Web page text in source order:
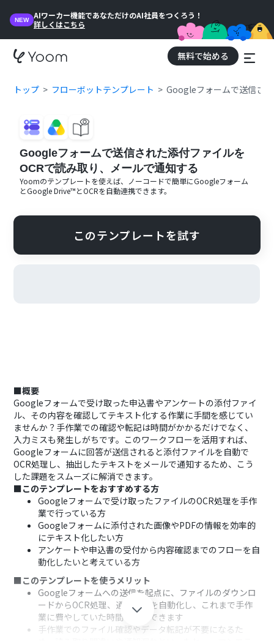
NEW
AIワーカー機能であなただけのAI社員をつくろう！
詳しくはこちら
無料で始める
トップ フローボットテンプレート Googleフォームで送信さ
Googleフォームで送信された添付ファイルを
OCRで読み取り、メールで通知する
Yoomのテンプレートを使えば、ノーコードで簡単にGoogleフォーム
とGoogle Drive™とOCRを自動連携できます。
このテンプレートを試す
■概要
Googleフォームで受け取った申込書やアンケートの添付ファイ
ル、その内容を確認してテキスト化する作業に手間を感じてい
ませんか？手作業での確認や転記は時間がかかるだけでなく、
入力ミスも発生しがちです。このワークフローを活用すれば、
Googleフォームに回答が送信されると添付ファイルを自動で
OCR処理し、抽出したテキストをメールで通知するため、こう
した課題をスムーズに解消できます。
■このテンプレートをおすすめする方
Googleフォームで受け取ったファイルのOCR処理を手作
業で行っている方
Googleフォームに添付された画像やPDFの情報を効率的
にテキスト化したい方
アンケートや申込書の受付から内容確認までのフローを自
動化したいと考えている方
■このテンプレートを使うメリット
Googleフォームへの送信を起点に、ファイルのダウンロ
ードからOCR処理、通知までを自動化し、これまで手作
業に費やしていた時間を短縮できます
手作業でのファイル確認やデータ転記が不要になるた